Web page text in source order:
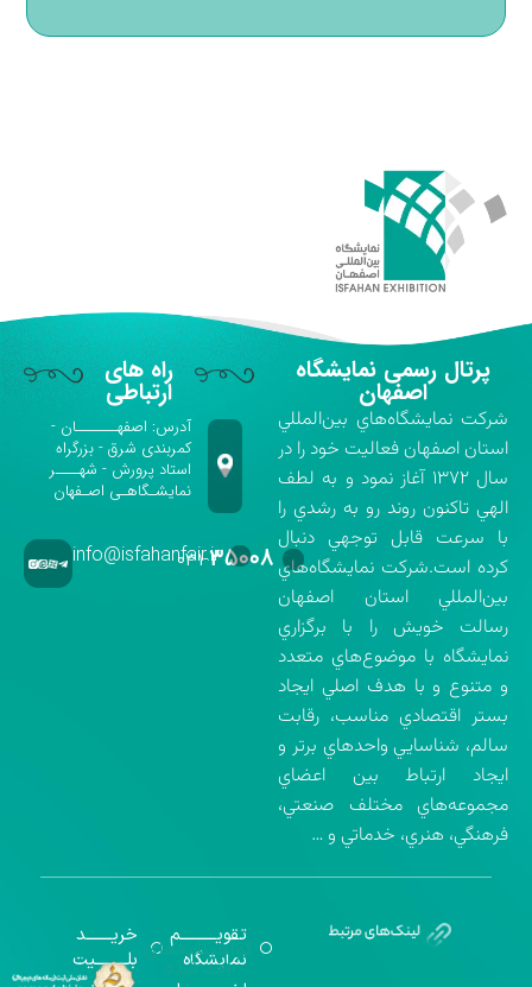
پرتال رسمی نمایشگاه
اصفهان
شركت نمايشگاه‌هاي بين‌المللي
استان اصفهان فعاليت خود را در
سال ۱۳۷۲ آغاز نمود و به لطف
الهي تاكنون روند رو به رشدي را
با سرعت قابل توجهي دنبال
كرده است.شركت نمايشگاه‌هاي
بين‌المللي استان اصفهان
رسالت خويش را با برگزاري
نمايشگاه با موضوع‌هاي متعدد
و متنوع و با هدف اصلي ايجاد
بستر اقتصادي مناسب، رقابت
سالم، شناسايي واحدهاي برتر و
ايجاد ارتباط بين اعضاي
مجموعه‌هاي مختلف صنعتي،
فرهنگي، هنري، خدماتي و …
راه های
ارتباطی
آدرس: اصفهـــــــان -
کمربندی شرق - بزرگراه
استاد پرورش - شهــــر
نمایشـگاهـی اصـفهان
۰۳۱-۳۵۰۰۸info@isfahanfair.ir
تقویــــــــــم
نمایشگاه
خریـــــــد
بلـــــــــیت گواهینامه‌های
اخذ شده